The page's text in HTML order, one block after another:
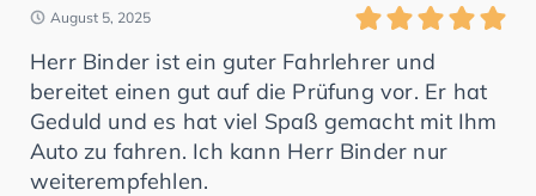
August 5, 2025
Herr Binder ist ein guter Fahrlehrer und
bereitet einen gut auf die Prüfung vor. Er hat
Geduld und es hat viel Spaß gemacht mit Ihm
Auto zu fahren. Ich kann Herr Binder nur
weiterempfehlen.